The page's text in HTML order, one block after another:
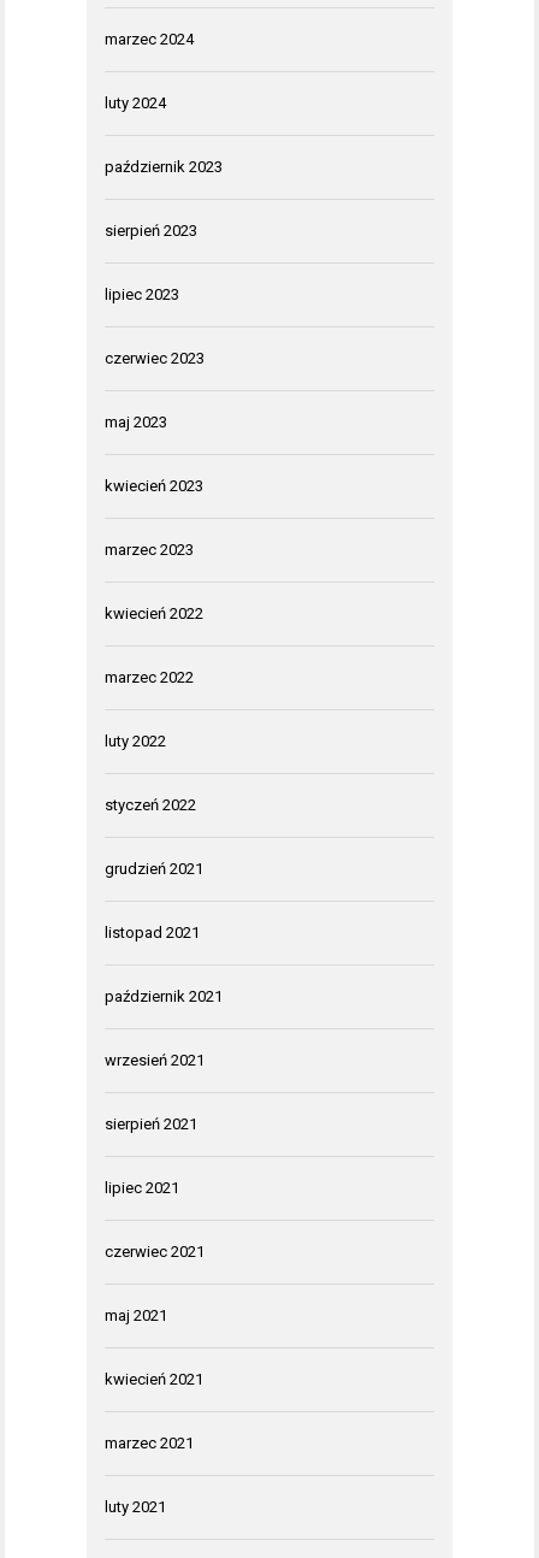
marzec 2024
luty 2024
październik 2023
sierpień 2023
lipiec 2023
czerwiec 2023
maj 2023
kwiecień 2023
marzec 2023
kwiecień 2022
marzec 2022
luty 2022
styczeń 2022
grudzień 2021
listopad 2021
październik 2021
wrzesień 2021
sierpień 2021
lipiec 2021
czerwiec 2021
maj 2021
kwiecień 2021
marzec 2021
luty 2021